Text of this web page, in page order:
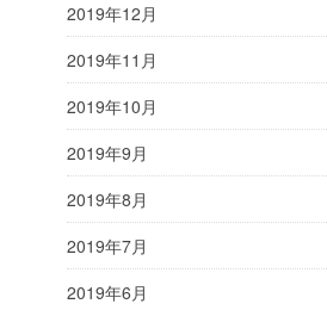
2019年12月
2019年11月
2019年10月
2019年9月
2019年8月
2019年7月
2019年6月